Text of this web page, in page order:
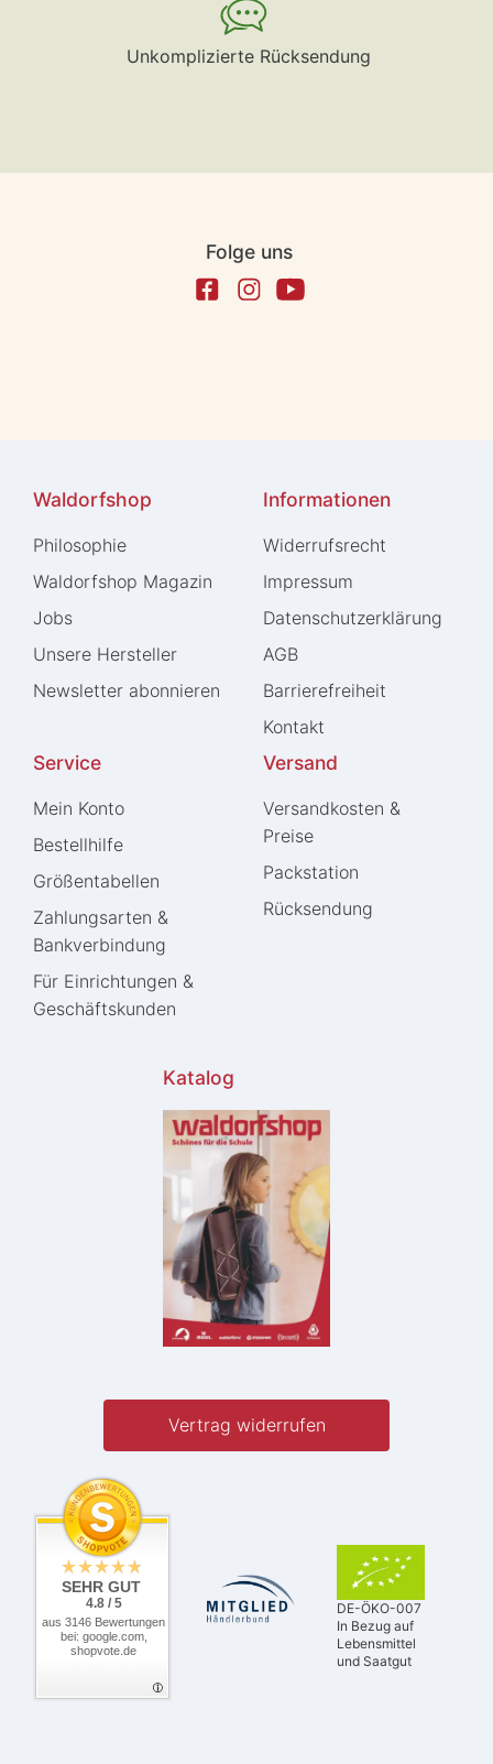
Unkomplizierte Rücksendung
Folge uns
Waldorfshop
Philosophie
Waldorfshop Magazin
Jobs
Unsere Hersteller
Newsletter abonnieren
Informationen
Widerrufs­recht
Impressum
Daten­schutz­erklärung
AGB
Barrierefreiheit
Kontakt
Service
Mein Konto
Bestellhilfe
Größentabellen
Zahlungsarten &
Bankverbindung
Für Einrichtungen &
Geschäftskunden
Versand
Versandkosten &
Preise
Packstation
Rücksendung
Katalog
Vertrag widerrufen
SEHR GUT
4.8 / 5
aus 3146 Bewertungen
bei: google.com,
shopvote.de
DE-ÖKO-007
In Bezug auf
Lebensmittel
und Saatgut